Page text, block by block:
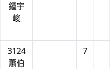
鍾宇
峻
3124
蕭伯
7